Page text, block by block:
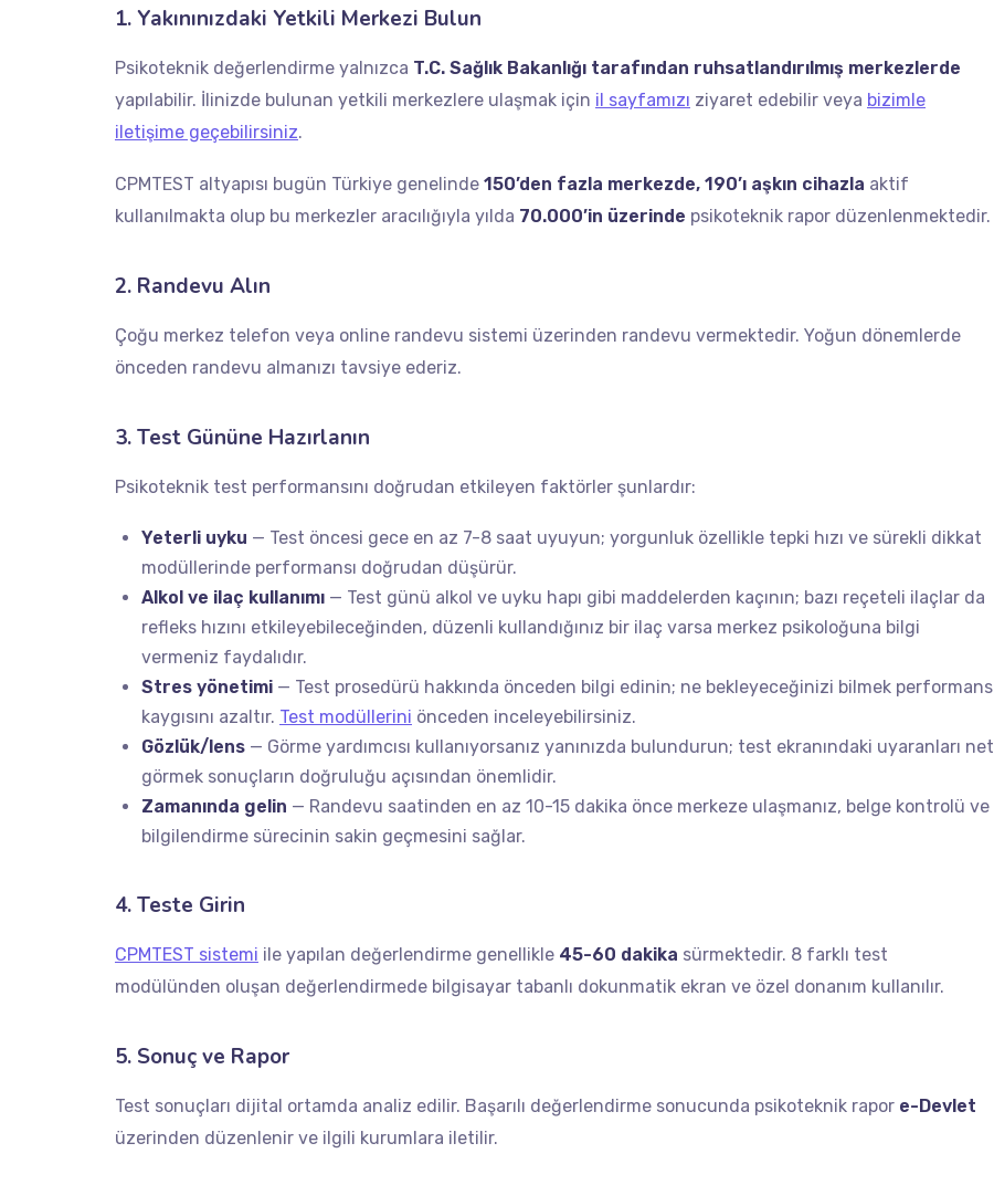
1. Yakınınızdaki Yetkili Merkezi Bulun
Psikoteknik değerlendirme yalnızca T.C. Sağlık Bakanlığı tarafından ruhsatlandırılmış merkezlerde
yapılabilir. İlinizde bulunan yetkili merkezlere ulaşmak için il sayfamızı ziyaret edebilir veya bizimle
iletişime geçebilirsiniz.
CPMTEST altyapısı bugün Türkiye genelinde 150’den fazla merkezde, 190’ı aşkın cihazla aktif
kullanılmakta olup bu merkezler aracılığıyla yılda 70.000’in üzerinde psikoteknik rapor düzenlenmektedir.
2. Randevu Alın
Çoğu merkez telefon veya online randevu sistemi üzerinden randevu vermektedir. Yoğun dönemlerde
önceden randevu almanızı tavsiye ederiz.
3. Test Gününe Hazırlanın
Psikoteknik test performansını doğrudan etkileyen faktörler şunlardır:
Yeterli uyku — Test öncesi gece en az 7-8 saat uyuyun; yorgunluk özellikle tepki hızı ve sürekli dikkat
modüllerinde performansı doğrudan düşürür.
Alkol ve ilaç kullanımı — Test günü alkol ve uyku hapı gibi maddelerden kaçının; bazı reçeteli ilaçlar da
refleks hızını etkileyebileceğinden, düzenli kullandığınız bir ilaç varsa merkez psikoloğuna bilgi
vermeniz faydalıdır.
Stres yönetimi — Test prosedürü hakkında önceden bilgi edinin; ne bekleyeceğinizi bilmek performans
kaygısını azaltır. Test modüllerini önceden inceleyebilirsiniz.
Gözlük/lens — Görme yardımcısı kullanıyorsanız yanınızda bulundurun; test ekranındaki uyaranları net
görmek sonuçların doğruluğu açısından önemlidir.
Zamanında gelin — Randevu saatinden en az 10-15 dakika önce merkeze ulaşmanız, belge kontrolü ve
bilgilendirme sürecinin sakin geçmesini sağlar.
4. Teste Girin
CPMTEST sistemi ile yapılan değerlendirme genellikle 45-60 dakika sürmektedir. 8 farklı test
modülünden oluşan değerlendirmede bilgisayar tabanlı dokunmatik ekran ve özel donanım kullanılır.
5. Sonuç ve Rapor
Test sonuçları dijital ortamda analiz edilir. Başarılı değerlendirme sonucunda psikoteknik rapor e-Devlet
üzerinden düzenlenir ve ilgili kurumlara iletilir.